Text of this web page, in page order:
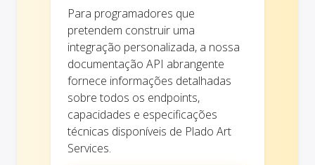
Para programadores que
pretendem construir uma
integração personalizada, a nossa
documentação API abrangente
fornece informações detalhadas
sobre todos os endpoints,
capacidades e especificações
técnicas disponíveis de Plado Art
Services.